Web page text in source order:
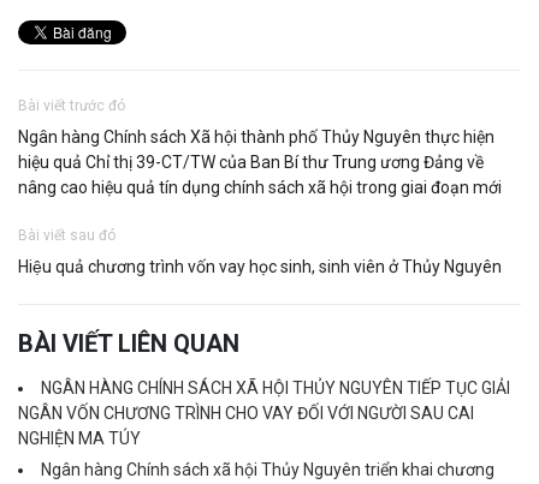
Bài viết trước đó
Ngân hàng Chính sách Xã hội thành phố Thủy Nguyên thực hiện
hiệu quả Chỉ thị 39-CT/TW của Ban Bí thư Trung ương Đảng về
nâng cao hiệu quả tín dụng chính sách xã hội trong giai đoạn mới
Bài viết sau đó
Hiệu quả chương trình vốn vay học sinh, sinh viên ở Thủy Nguyên
BÀI VIẾT LIÊN QUAN
NGÂN HÀNG CHÍNH SÁCH XÃ HỘI THỦY NGUYÊN TIẾP TỤC GIẢI
NGÂN VỐN CHƯƠNG TRÌNH CHO VAY ĐỐI VỚI NGƯỜI SAU CAI
NGHIỆN MA TÚY
Ngân hàng Chính sách xã hội Thủy Nguyên triển khai chương